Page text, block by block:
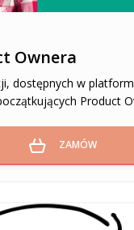
Ownera
dostępnych w
Product
ZAMÓW